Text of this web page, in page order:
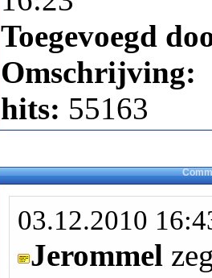
Toegevoegd
Omschrijving:
hits: 55163
03.12.2010
Jerommel